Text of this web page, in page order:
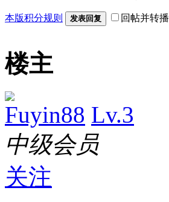
本版积分规则 发表回复 回帖并转播
楼主
Fuyin88 Lv.3
中级会员
关注